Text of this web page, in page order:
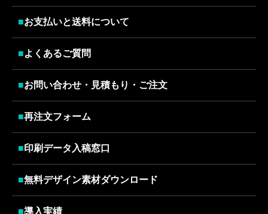
■お支払いと送料について
■よくあるご質問
■お問い合わせ・見積もり・ご注文
■再注文フォーム
■印刷データ入稿窓口
■無料デザイン素材ダウンロード
■導入実績